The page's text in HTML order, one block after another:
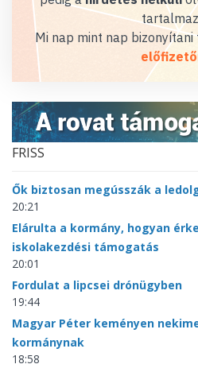
Mi nap mint nap bizonyítani
FRISS
Ők biztosan megússzák a
20:21
Elárulta a kormány, hogyan
iskolakezdési támogatás
20:01
Fordulat a lipcsei drónügyben
19:44
Magyar Péter keményen
kormánynak
18:58